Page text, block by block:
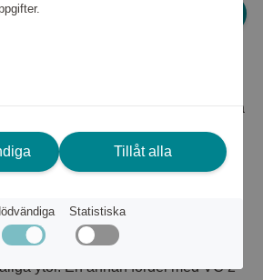
in för att kunna handla
med sitt hygieniska och smidiga
att avlägsna den fyllda påsen
med någon smuts. Denna
passar särskilt bra att använda i
och mattor, och fogmunstycket
det möjligt att rengöra i smala
ytor. En annan fördel med VC 2
Tillåt alla
Statistiska